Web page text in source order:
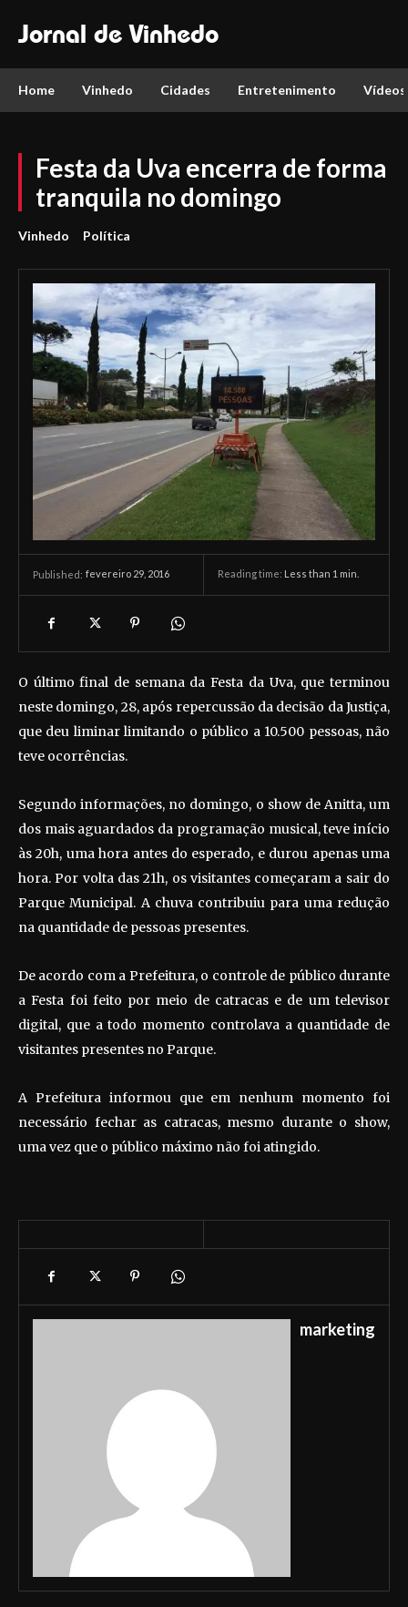
Jornal de Vinhedo
Home Vinhedo Cidades Entretenimento Vídeos
Festa da Uva encerra de forma
tranquila no domingo
Vinhedo Política
Published: fevereiro 29, 2016 Reading time: Less than 1 min.
O último final de semana da Festa da Uva, que terminou
neste domingo, 28, após repercussão da decisão da Justiça,
que deu liminar limitando o público a 10.500 pessoas, não
teve ocorrências.
Segundo informações, no domingo, o show de Anitta, um
dos mais aguardados da programação musical, teve início
às 20h, uma hora antes do esperado, e durou apenas uma
hora. Por volta das 21h, os visitantes começaram a sair do
Parque Municipal. A chuva contribuiu para uma redução
na quantidade de pessoas presentes.
De acordo com a Prefeitura, o controle de público durante
a Festa foi feito por meio de catracas e de um televisor
digital, que a todo momento controlava a quantidade de
visitantes presentes no Parque.
A Prefeitura informou que em nenhum momento foi
necessário fechar as catracas, mesmo durante o show,
uma vez que o público máximo não foi atingido.
marketing